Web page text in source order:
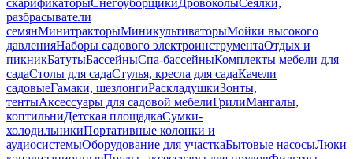
скарификаторыСнегоуборщикиДровоколыСеялки,
разбрасыватели
семянМинитракторыМиникультиваторыМойки высокого
давленияНаборы садового электроинструментаОтдых и
пикникБатутыБассейныСпа-бассейныКомплекты мебели для
садаСтолы для садаСтулья, кресла для садаКачели
садовыеГамаки, шезлонгиРаскладушкиЗонты,
тентыАксессуары для садовой мебелиГрилиМангалы,
коптильниДетская площадкаСумки-
холодильникиПортативные колонки и
аудиосистемыОборудование для участкаБытовые насосыЛюки